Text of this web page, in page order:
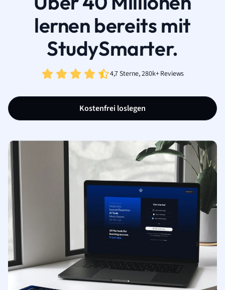
lernen bereits mit
StudySmarter.
4,7 Sterne, 280k+ Reviews
Kostenfrei loslegen